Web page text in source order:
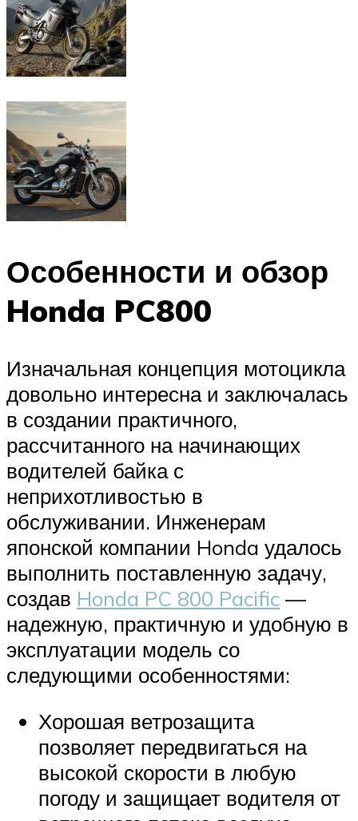
Особенности и обзор
Honda PC800
Изначальная концепция мотоцикла
довольно интересна и заключалась
в создании практичного,
рассчитанного на начинающих
водителей байка с
неприхотливостью в
обслуживании. Инженерам
японской компании Honda удалось
выполнить поставленную задачу,
создав Honda PC 800 Pacific —
надежную, практичную и удобную в
эксплуатации модель со
следующими особенностями:
Хорошая ветрозащита
позволяет передвигаться на
высокой скорости в любую
погоду и защищает водителя от